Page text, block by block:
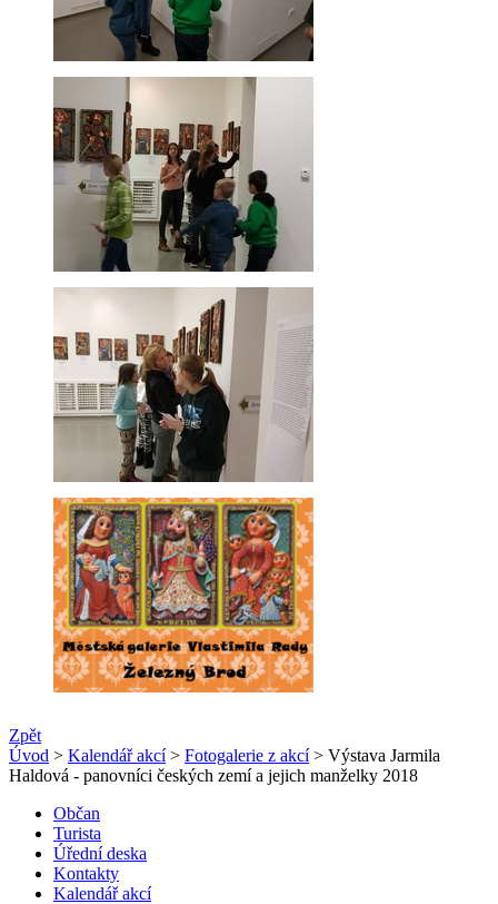
Zpět
Úvod > Kalendář akcí> Fotogalerie z akcí> Výstava Jarmila
Haldová - panovníci českých zemí a jejich manželky 2018
Občan
Turista
Úřední deska
Kontakty
Kalendář akcí